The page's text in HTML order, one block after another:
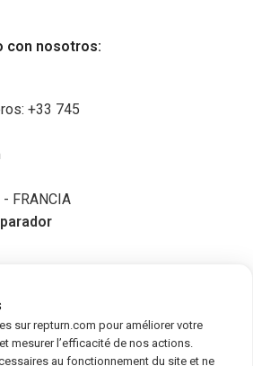
con nosotros:
+33 745
FRANCIA
Aviso legal Política de privacidad
sur repturn.com pour améliorer votre
mesurer l’efficacité de nos actions.
au fonctionnement du site et ne